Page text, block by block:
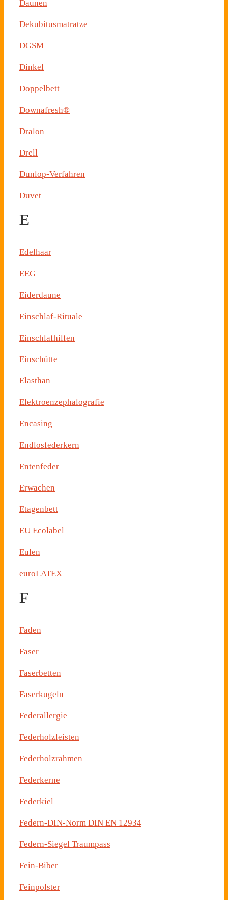
Daunen
Dekubitusmatratze
DGSM
Dinkel
Doppelbett
Downafresh®
Dralon
Drell
Dunlop-Verfahren
Duvet
E
Edelhaar
EEG
Eiderdaune
Einschlaf-Rituale
Einschlafhilfen
Einschütte
Elasthan
Elektroenzephalografie
Encasing
Endlosfederkern
Entenfeder
Erwachen
Etagenbett
EU Ecolabel
Eulen
euroLATEX
F
Faden
Faser
Faserbetten
Faserkugeln
Federallergie
Federholzleisten
Federholzrahmen
Federkerne
Federkiel
Federn-DIN-Norm DIN EN 12934
Federn-Siegel Traumpass
Fein-Biber
Feinpolster